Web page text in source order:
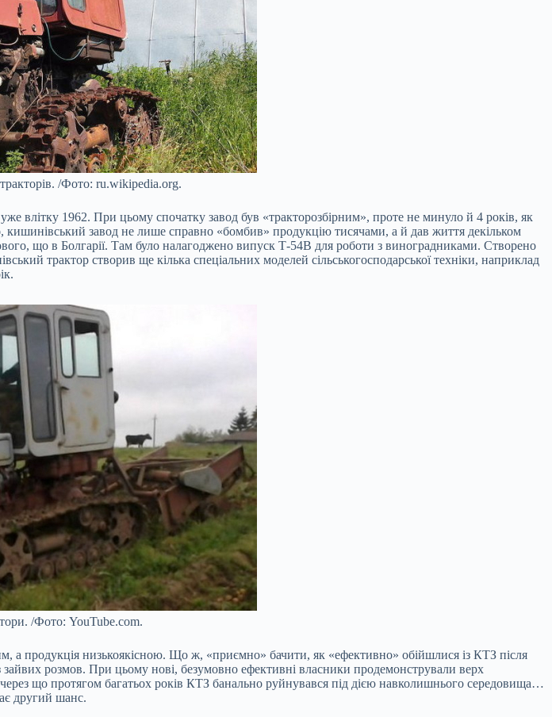
/Фото: ru.wikipedia.org.
1962. При цьому спочатку завод був «тракторозбірним», проте не минуло й 4 років, як
завод не лише справно «бомбив» продукцію тисячами, а й дав життя декільком
що в Болгарії. Там було налагоджено випуск Т-54В для роботи з виноградниками. Створено
трактор створив ще кілька спеціальних моделей сільськогосподарської техніки, наприклад
/Фото: YouTube.com.
а продукція низькоякісною. Що ж, «приємно» бачити, як «ефективно» обійшлися із КТЗ після
розмов. При цьому нові, безумовно ефективні власники продемонстрували верх
що протягом багатьох років КТЗ банально руйнувався під дією навколишнього середовища…
другий шанс.